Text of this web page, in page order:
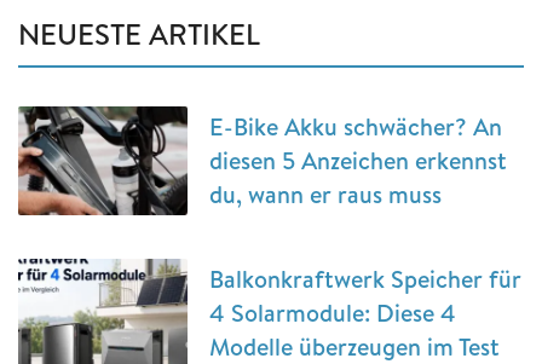
NEUESTE ARTIKEL
E-Bike Akku schwächer? An
diesen 5 Anzeichen erkennst
du, wann er raus muss
Balkonkraftwerk Speicher für
4 Solarmodule: Diese 4
Modelle überzeugen im Test